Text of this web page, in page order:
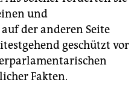
und
der anderen Seite
geschützt vor
Fakten.